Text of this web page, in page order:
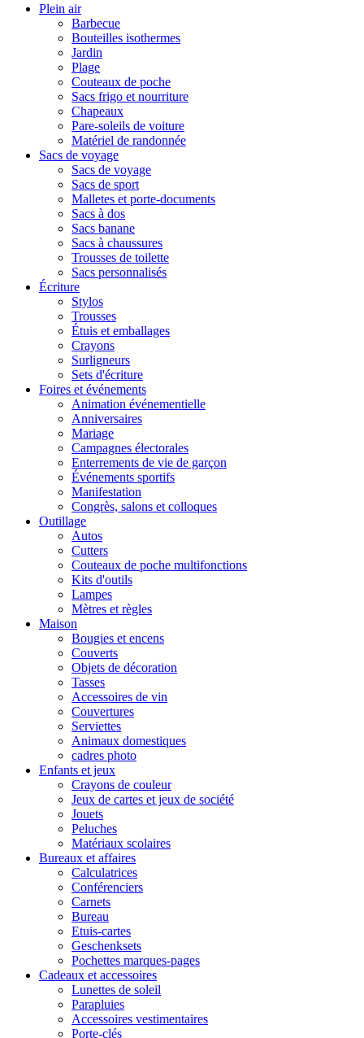
Plein air
Barbecue
Bouteilles isothermes
Jardin
Plage
Couteaux de poche
Sacs frigo et nourriture
Chapeaux
Pare-soleils de voiture
Matériel de randonnée
Sacs de voyage
Sacs de voyage
Sacs de sport
Malletes et porte-documents
Sacs à dos
Sacs banane
Sacs à chaussures
Trousses de toilette
Sacs personnalisés
Écriture
Stylos
Trousses
Étuis et emballages
Crayons
Surligneurs
Sets d'écriture
Foires et événements
Animation événementielle
Anniversaires
Mariage
Campagnes électorales
Enterrements de vie de garçon
Événements sportifs
Manifestation
Congrès, salons et colloques
Outillage
Autos
Cutters
Couteaux de poche multifonctions
Kits d'outils
Lampes
Mètres et règles
Maison
Bougies et encens
Couverts
Objets de décoration
Tasses
Accessoires de vin
Couvertures
Serviettes
Animaux domestiques
cadres photo
Enfants et jeux
Crayons de couleur
Jeux de cartes et jeux de société
Jouets
Peluches
Matériaux scolaires
Bureaux et affaires
Calculatrices
Conférenciers
Carnets
Bureau
Etuis-cartes
Geschenksets
Pochettes marques-pages
Cadeaux et accessoires
Lunettes de soleil
Parapluies
Accessoires vestimentaires
Porte-clés